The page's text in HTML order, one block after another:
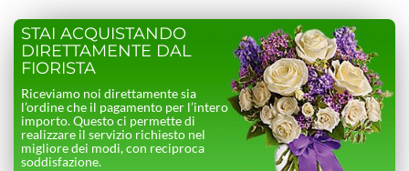
STAI ACQUISTANDO
DIRETTAMENTE DAL
FIORISTA
Riceviamo noi direttamente sia
l’ordine che il pagamento per l’intero
importo. Questo ci permette di
realizzare il servizio richiesto nel
migliore dei modi, con reciproca
soddisfazione.